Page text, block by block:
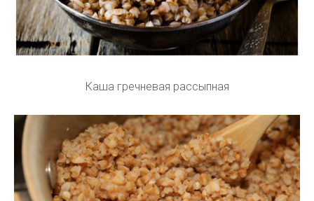
Каша гречневая рассыпная